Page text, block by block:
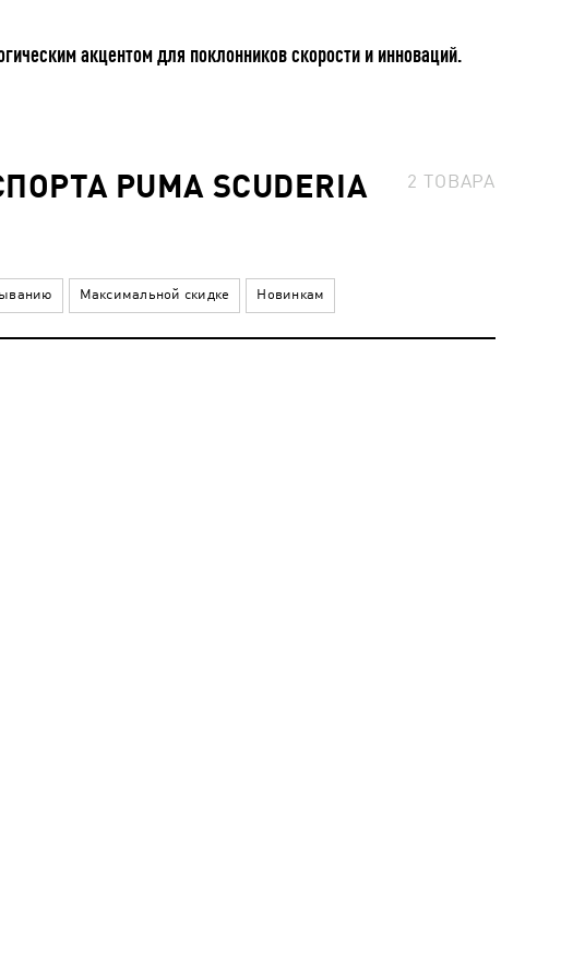
акцентом для поклонников скорости и инноваций.
PUMA SCUDERIA
2ТОВАРА
Максимальной скидке Новинкам